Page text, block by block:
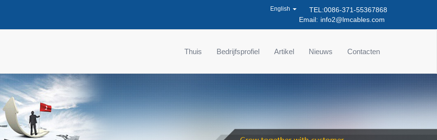
TEL:0086-371-55367868
Email: info2@lmcables.com
English
Thuis Bedrijfsprofiel Artikel Nieuws Contacten